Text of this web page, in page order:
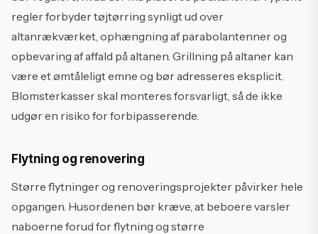
regler forbyder tøjtørring synligt ud over
altanrækværket, ophængning af parabolantenner og
opbevaring af affald på altanen. Grillning på altaner kan
være et ømtåleligt emne og bør adresseres eksplicit.
Blomsterkasser skal monteres forsvarligt, så de ikke
udgør en risiko for forbipasserende.
Flytning og renovering
Større flytninger og renoveringsprojekter påvirker hele
opgangen. Husordenen bør kræve, at beboere varsler
naboerne forud for flytning og større